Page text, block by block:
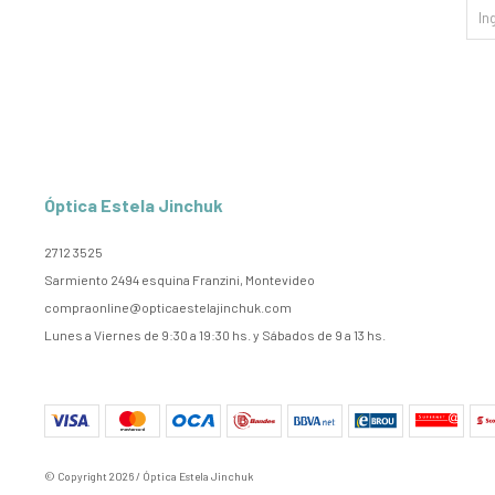
Óptica Estela Jinchuk
2712 3525
Sarmiento 2494 esquina Franzini, Montevideo
compraonline@opticaestelajinchuk.com
Lunes a Viernes de 9:30 a 19:30 hs. y Sábados de 9 a 13 hs.
© Copyright 2026 / Óptica Estela Jinchuk